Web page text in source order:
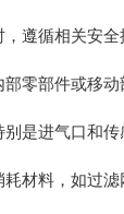
循相关安全
部件或移动
进气口和传
料，如过滤